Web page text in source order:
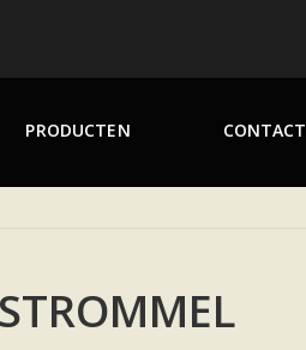
PRODUCTEN CONTACT